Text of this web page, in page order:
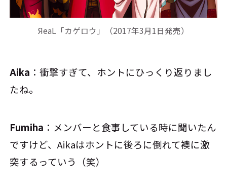
ЯeaL「カゲロウ」（2017年3月1日発売）
Aika ：衝撃すぎて、ホントにひっくり返りまし
たね。
Fumiha ：メンバーと食事している時に聞いたん
ですけど、Aikaはホントに後ろに倒れて襖に激
突するっていう（笑）